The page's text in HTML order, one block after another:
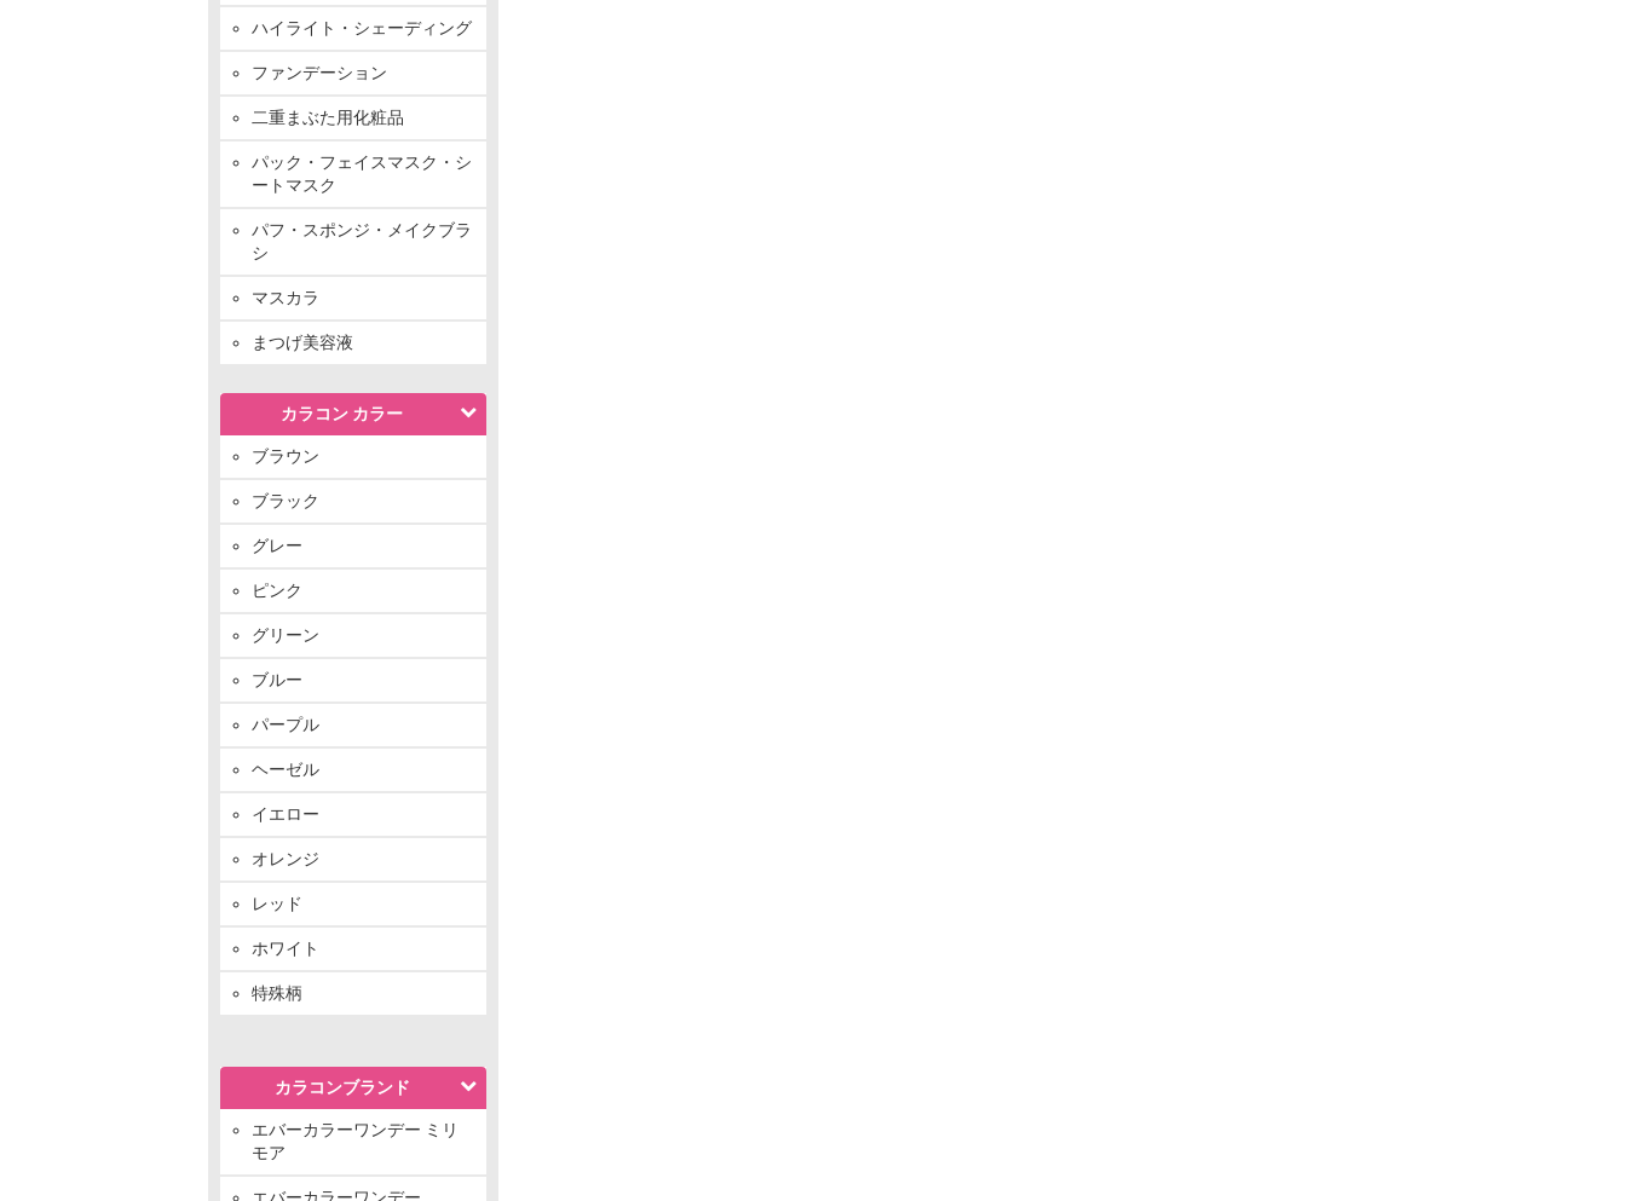
ハイライト・シェーディング
ファンデーション
二重まぶた用化粧品
パック・フェイスマスク・シ
ートマスク
パフ・スポンジ・メイクブラ
シ
マスカラ
まつげ美容液
カラコン カラー
ブラウン
ブラック
グレー
ピンク
グリーン
ブルー
パープル
ヘーゼル
イエロー
オレンジ
レッド
ホワイト
特殊柄
カラコンブランド
エバーカラーワンデー ミリ
モア
エバーカラーワンデー